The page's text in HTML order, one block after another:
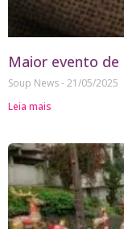
Maior evento
Soup News 21/05/2025
Leia mais